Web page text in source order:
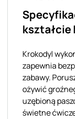
kształcie
Krokodyl
zapewnia
zabawy.
ożywić
uzębioną
świetne